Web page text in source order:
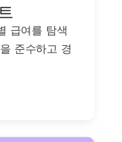
급여를 탐색
준수하고 경